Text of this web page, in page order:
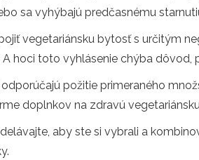
sa vyhýbajú predčasnému
vegetariánsku bytosť s určitým
hoci toto vyhlásenie chýba dôvod,
požitie primeraného
doplnkov na zdravú
aby ste si vybrali a